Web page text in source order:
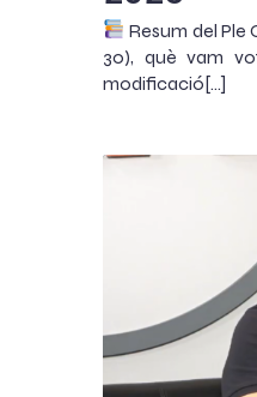
Resum del Ple
30), què vam
modificació[…]